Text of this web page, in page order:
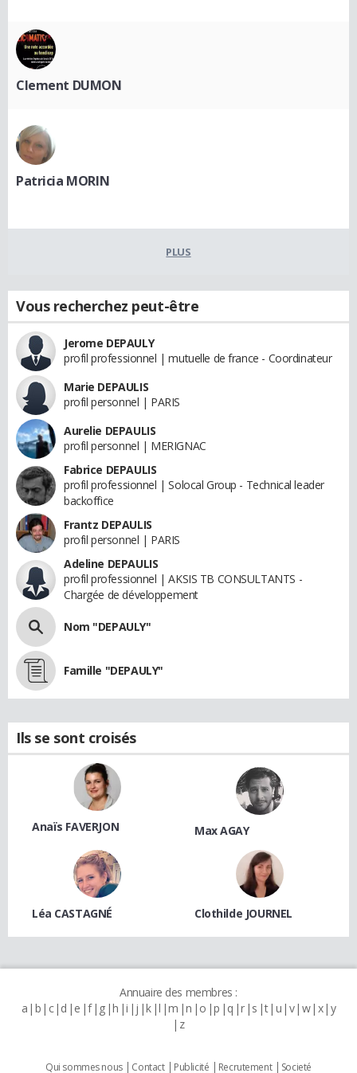
Clement DUMON
Patricia MORIN
PLUS
Vous recherchez peut-être
Jerome DEPAULY
profil professionnel | mutuelle de france - Coordinateur
Marie DEPAULIS
profil personnel | PARIS
Aurelie DEPAULIS
profil personnel | MERIGNAC
Fabrice DEPAULIS
profil professionnel | Solocal Group - Technical leader
backoffice
Frantz DEPAULIS
profil personnel | PARIS
Adeline DEPAULIS
profil professionnel | AKSIS TB CONSULTANTS -
Chargée de développement
Nom "DEPAULY"
Famille "DEPAULY"
Ils se sont croisés
Anaïs FAVERJON Max AGAY
Léa CASTAGNÉ Clothilde JOURNEL
Annuaire des membres :
a b c d e f g h i j k l m n o p q r s t u v w x y
z
Qui sommes nous Contact Publicité Recrutement Societé